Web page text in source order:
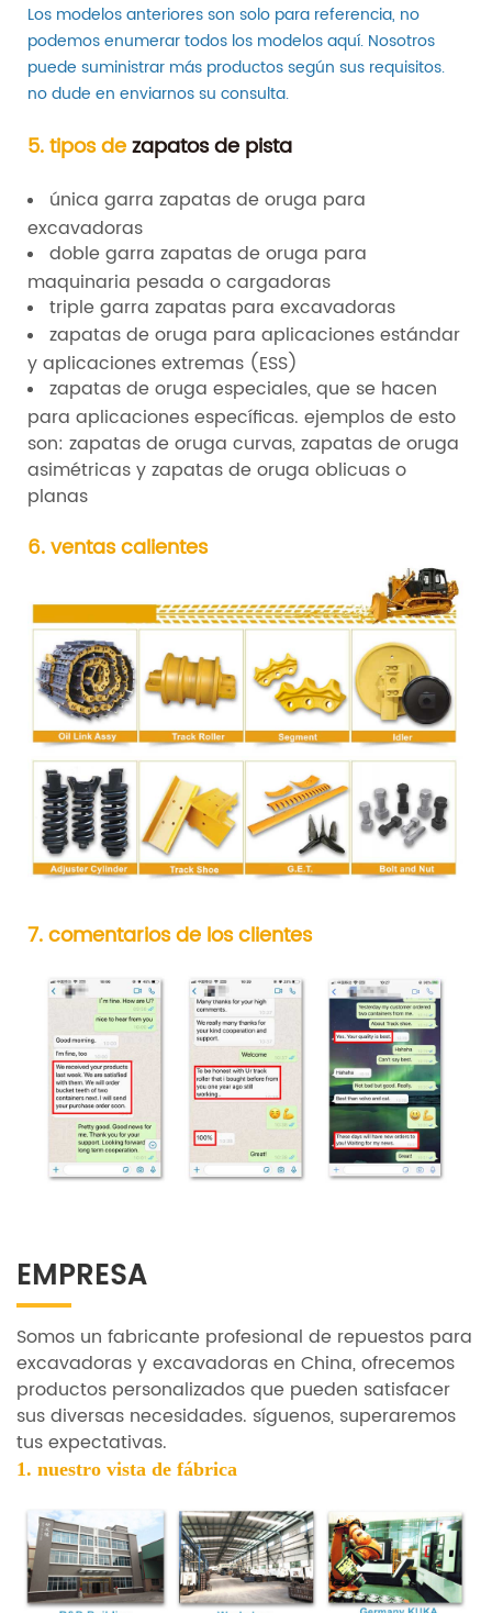
Los modelos anteriores son solo para referencia, no
podemos enumerar todos los modelos aquí. Nosotros
puede suministrar más productos según sus requisitos.
no dude en enviarnos su consulta.
5. tipos dezapatos de pista
única garra zapatas de oruga para
excavadoras
doble garra zapatas de oruga para
maquinaria pesada o cargadoras
triple garra zapatas para excavadoras
zapatas de oruga para aplicaciones estándar
y aplicaciones extremas (ESS)
zapatas de oruga especiales, que se hacen
para aplicaciones específicas. ejemplos de esto
son: zapatas de oruga curvas, zapatas de oruga
asimétricas y zapatas de oruga oblicuas o
planas
6. ventas calientes
7. comentarios de los clientes
EMPRESA
Somos un fabricante profesional de repuestos para
excavadoras y excavadoras en China, ofrecemos
productos personalizados que pueden satisfacer
sus diversas necesidades. síguenos, superaremos
tus expectativas.
1. nuestro vista de fábrica